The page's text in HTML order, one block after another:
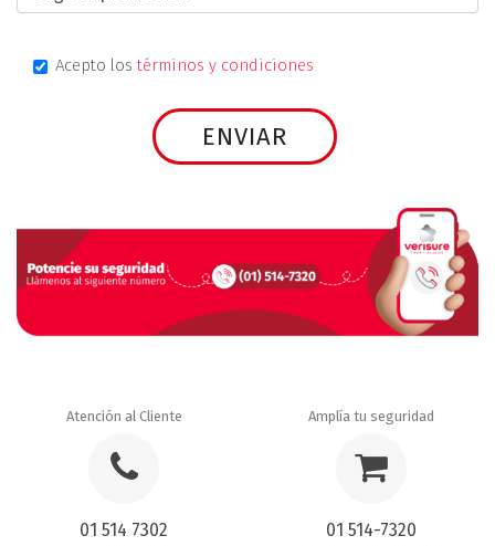
Acepto lostérminos y condiciones
Atención al Cliente
01 514 7302
Amplía tu seguridad
01 514-7320